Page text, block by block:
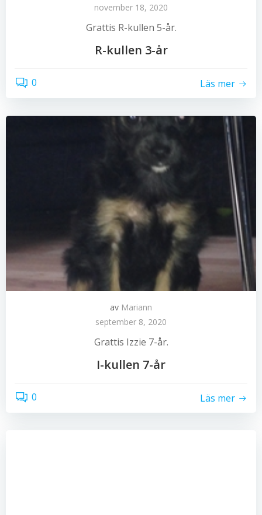
november 18, 2020
Grattis R-kullen 5-år.
R-kullen 3-år
0 Läs mer
av Mariann
september 8, 2020
Grattis Izzie 7-år.
I-kullen 7-år
0 Läs mer